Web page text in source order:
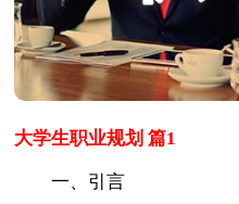
大学生职业规划 篇1
一、引言